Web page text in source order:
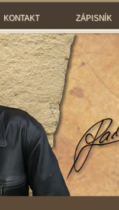
KONTAKT ZÁPISNÍK